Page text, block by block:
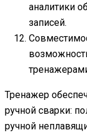
аналитики
записей.
Тренажер
ручной сварки:
ручной